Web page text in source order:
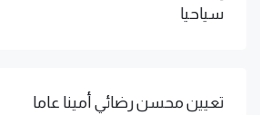
سياحيا
تعيين محسن رضائي أمينا عاما